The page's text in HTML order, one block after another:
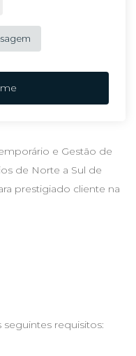
e Gestão de
de Norte a Sul de
prestigiado cliente na
requisitos: